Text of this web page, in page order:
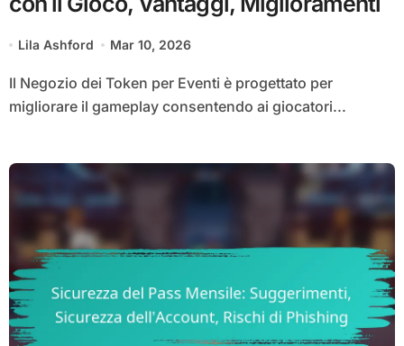
Lila Ashford Mar 10, 2026
Il Negozio dei Token per Eventi è progettato per
migliorare il gameplay consentendo ai giocatori...